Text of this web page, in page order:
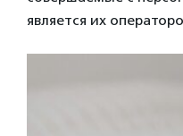
является их